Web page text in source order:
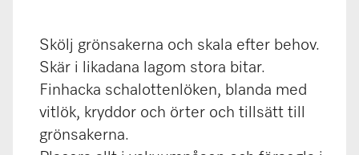
Skölj grönsakerna och skala efter behov.
Skär i likadana lagom stora bitar.
Finhacka schalottenlöken, blanda med
vitlök, kryddor och örter och tillsätt till
grönsakerna.